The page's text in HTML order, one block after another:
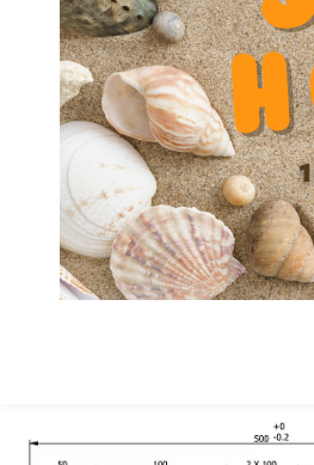
Diameter Counterbore u
Diameter screw slot block fixation V
Diameter screw slot block fixation V1
Spacing screw Y
Height F
Height center X +/-0.01
Width A
Material